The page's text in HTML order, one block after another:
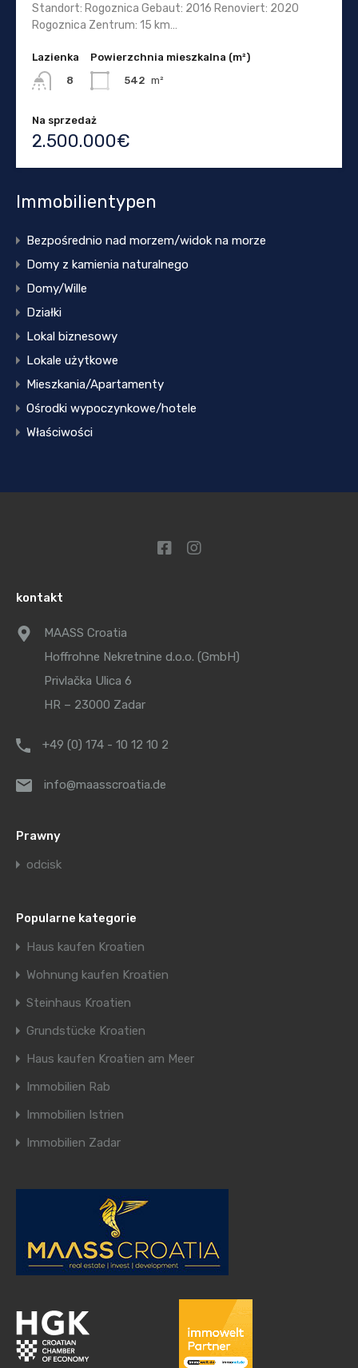
Standort: Rogoznica Gebaut: 2016 Renoviert: 2020
Rogoznica Zentrum: 15 km…
Lazienka
8
Powierzchnia mieszkalna (m²)
542 m²
Na sprzedaż
2.500.000€
Immobilientypen
Bezpośrednio nad morzem/widok na morze
Domy z kamienia naturalnego
Domy/Wille
Działki
Lokal biznesowy
Lokale użytkowe
Mieszkania/Apartamenty
Ośrodki wypoczynkowe/hotele
Właściwości
kontakt
MAASS Croatia
Hoffrohne Nekretnine d.o.o. (GmbH)
Privlačka Ulica 6
HR – 23000 Zadar
+49 (0) 174 - 10 12 10 2
info@maasscroatia.de
Prawny
odcisk
Popularne kategorie
Haus kaufen Kroatien
Wohnung kaufen Kroatien
Steinhaus Kroatien
Grundstücke Kroatien
Haus kaufen Kroatien am Meer
Immobilien Rab
Immobilien Istrien
Immobilien Zadar